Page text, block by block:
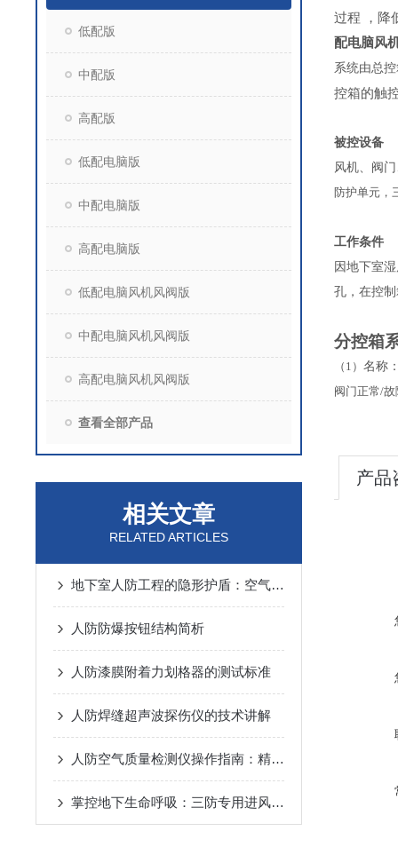
低配版
中配版
高配版
低配电脑版
中配电脑版
高配电脑版
低配电脑风机风阀版
中配电脑风机风阀版
高配电脑风机风阀版
查看全部产品
相关文章
RELATED ARTICLES
地下室人防工程的隐形护盾：空气放射性监测仪的关键作用
人防防爆按钮结构简析
人防漆膜附着力划格器的测试标准
人防焊缝超声波探伤仪的技术讲解
人防空气质量检测仪操作指南：精准监测，守护密闭空间安全
掌控地下生命呼吸：三防专用进风机房总控箱保障战时通风的核心逻辑
过程 ，降
配电脑风
系统由总
控箱的触
被控设备
风机、阀
防护单元，
工作条件
因地下室
孔，在控
分控箱
（1） 名称
阀门正常/
产品